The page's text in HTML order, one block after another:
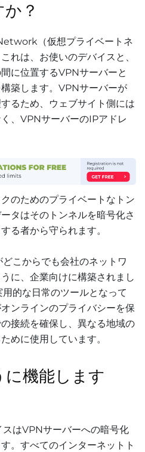
？
（仮想プライベートネ
れは、お使いのデバイスと、
に位置するVPNサーバーと
築します。VPNサーバーが
るため、ウェブサイト側には
、VPNサーバーのIPアドレ
のためのプライベートなトン
タはそのトンネルを暗号化さ
る者から守られます。
こからでも会社のネットワ
に、企業向けに構築されまし
的な日常のツールとなって
ンラインのプライバシーを保
接続を確保し、異なる地域の
めに使用しています。
機能します
はVPNサーバーへの暗号化
。すべてのインターネットト